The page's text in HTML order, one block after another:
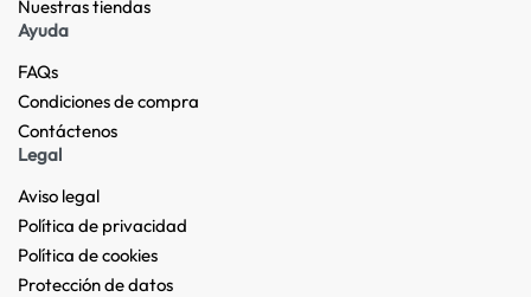
Nuestras tiendas​
Ayuda
FAQs
Condiciones de compra
Contáctenos
Legal
Aviso legal
Política de privacidad
Política de cookies
Protección de datos